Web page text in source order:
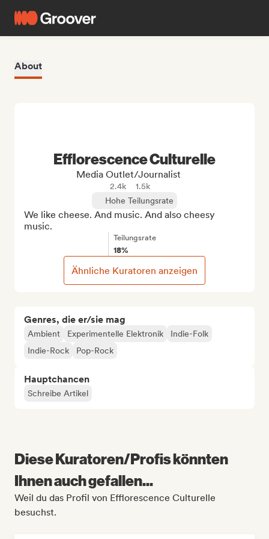
About
Genres, die er/sie mag
Ambient Experimentelle Elektronik
Indie-Folk
Indie-Rock
Pop-Rock
Hauptchancen
Schreibe Artikel
Efflorescence Culturelle
Media Outlet/Journalist
2.4k
1.5k
Hohe Teilungsrate
We like cheese. And music. And also cheesy
music.
Teilungsrate
18%
Ähnliche Kuratoren anzeigen
Diese Kuratoren/Profis könnten
Ihnen auch gefallen...
Weil du das Profil von Efflorescence Culturelle
besuchst.